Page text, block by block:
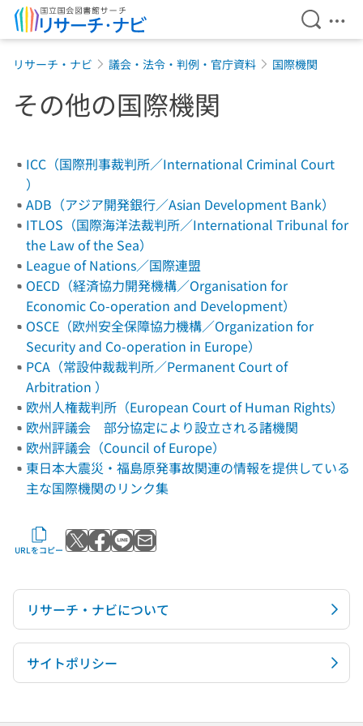
検索を
メ
リサーチ・ナビ 議会・法令・判例・官庁資料 国際機関
その他の国際機関
ICC（国際刑事裁判所／International Criminal Court
）
ADB（アジア開発銀行／Asian Development Bank）
ITLOS（国際海洋法裁判所／International Tribunal for
the Law of the Sea）
League of Nations／国際連盟
OECD（経済協力開発機構／Organisation for
Economic Co-operation and Development）
OSCE（欧州安全保障協力機構／Organization for
Security and Co-operation in Europe）
PCA（常設仲裁裁判所／Permanent Court of
Arbitration ）
欧州人権裁判所（European Court of Human Rights）
欧州評議会 部分協定により設立される諸機関
欧州評議会（Council of Europe）
東日本大震災・福島原発事故関連の情報を提供している
主な国際機関のリンク集
URLをコピー Xでポストする
Facebookでシェアする
LINEで送る
メールで送る
リサーチ・ナビについて
サイトポリシー